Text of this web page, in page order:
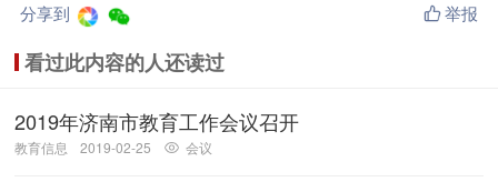
分享到
举报
看过此内容的人还读过
2019年济南市教育工作会议召开
教育信息 2019-02-25 会议